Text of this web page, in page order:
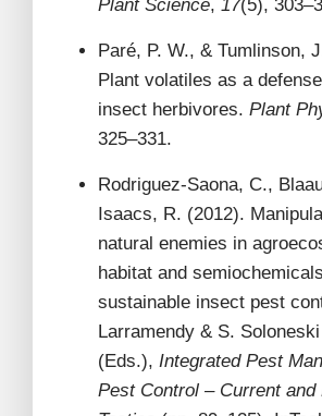
Plant Science, 17(5),
Paré, P. W., & Tumlinson,
Plant volatiles as a
insect herbivores. Plant
325–331.
Rodriguez-Saona, C.,
Isaacs, R. (2012).
natural enemies in
habitat and
sustainable insect pest
Larramendy & S. Soloneski
(Eds.), Integrated Pest
Pest Control – Current and